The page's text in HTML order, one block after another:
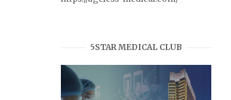
5STAR MEDICAL CLUB